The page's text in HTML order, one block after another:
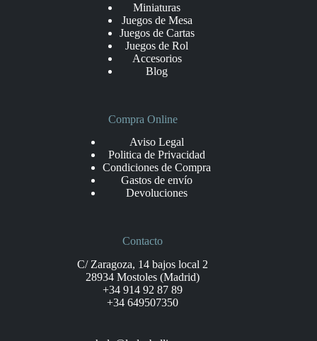
Miniaturas
Juegos de Mesa
Juegos de Cartas
Juegos de Rol
Accesorios
Blog
Compra Online
Aviso Legal
Politica de Privacidad
Condiciones de Compra
Gastos de envío
Devoluciones
Contacto
C/ Zaragoza, 14 bajos local 2
28934 Mostoles (Madrid)
+34 914 92 87 89
+34 649507350